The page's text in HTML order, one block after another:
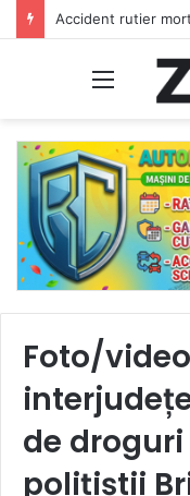
Meniu
Foto/
de
polițiștii